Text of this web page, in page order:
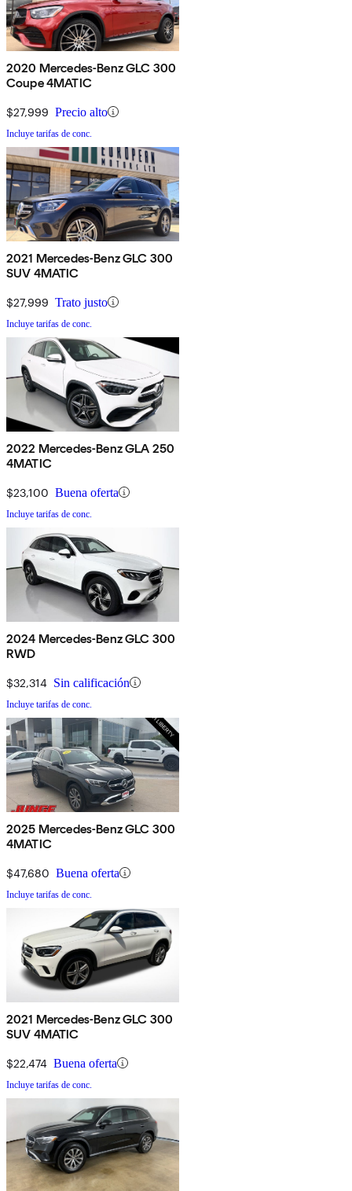
2020 Mercedes-Benz GLC 300
Coupe 4MATIC
$27,999 Precio alto
Incluye tarifas de conc.
2021 Mercedes-Benz GLC 300
SUV 4MATIC
$27,999 Trato justo
Incluye tarifas de conc.
2022 Mercedes-Benz GLA 250
4MATIC
$23,100 Buena oferta
Incluye tarifas de conc.
2024 Mercedes-Benz GLC 300
RWD
$32,314 Sin calificación
Incluye tarifas de conc.
2025 Mercedes-Benz GLC 300
4MATIC
$47,680 Buena oferta
Incluye tarifas de conc.
2021 Mercedes-Benz GLC 300
SUV 4MATIC
$22,474 Buena oferta
Incluye tarifas de conc.